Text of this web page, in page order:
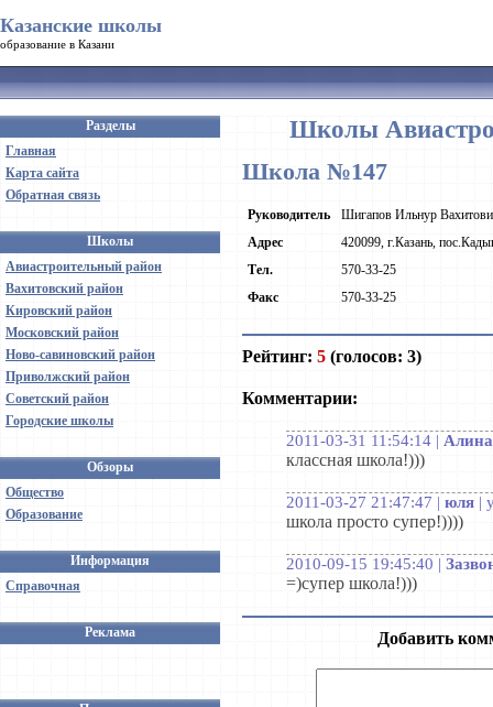
Казанские школы
образование в Казани
Разделы
Главная
Карта сайта
Обратная связь
Школы
Авиастроительный район
Вахитовский район
Кировский район
Московский район
Ново-савиновский район
Приволжский район
Советский район
Городские школы
Обзоры
Общество
Образование
Информация
Справочная
Реклама
Школы
Школа №147
Руководитель
Шигапов Ильнур
Адрес
420099, г.Казань,
Тел.
570-33-25
Факс
570-33-25
Рейтинг: 5 (голосов: 3)
Комментарии:
2011-03-31 11:54:14 | Алина
классная школа!)))
2011-03-27 21:47:47 | юля |
школа просто супер!))))
2010-09-15 19:45:40 |
=)супер школа!)))
Добавить